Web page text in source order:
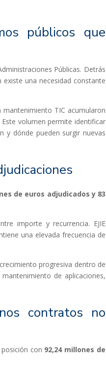
públicos que
Públicas. Detrás
una necesidad constante
TIC acumularon
volumen permite identificar
y dónde pueden surgir nuevas
de euros adjudicados y 83
importe y recurrencia. EJIE
una elevada frecuencia de
progresiva dentro de
de aplicaciones,
contratos no
con 92,24 millones de